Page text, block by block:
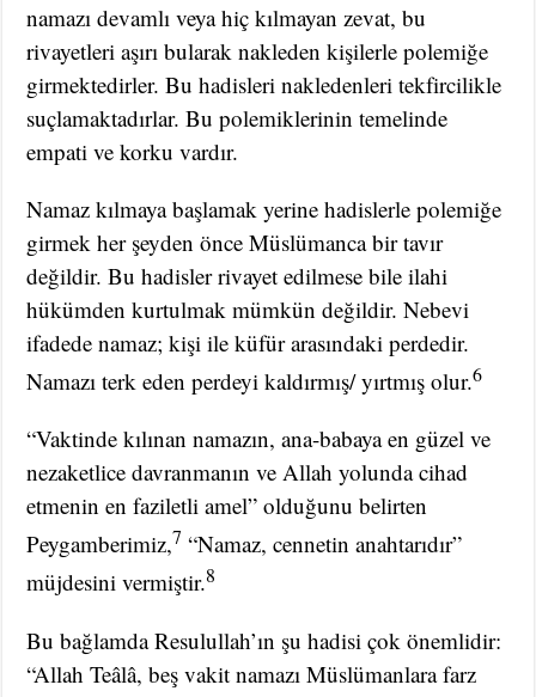
namazı devamlı veya hiç kılmayan zevat, bu
rivayetleri aşırı bularak nakleden kişilerle polemiğe
girmektedirler. Bu hadisleri nakledenleri tekfircilikle
suçlamaktadırlar. Bu polemiklerinin temelinde
empati ve korku vardır.
Namaz kılmaya başlamak yerine hadislerle polemiğe
girmek her şeyden önce Müslümanca bir tavır
değildir. Bu hadisler rivayet edilmese bile ilahi
hükümden kurtulmak mümkün değildir. Nebevi
ifadede namaz; kişi ile küfür arasındaki perdedir.
Namazı terk eden perdeyi kaldırmış/ yırtmış olur.6
“Vaktinde kılınan namazın, ana-babaya en güzel ve
nezaketlice davranmanın ve Allah yolunda cihad
etmenin en faziletli amel” olduğunu belirten
Peygamberimiz,7 “Namaz, cennetin anahtarıdır”
müjdesini vermiştir.8
Bu bağlamda Resulullah’ın şu hadisi çok önemlidir:
“Allah Teâlâ, beş vakit namazı Müslümanlara farz